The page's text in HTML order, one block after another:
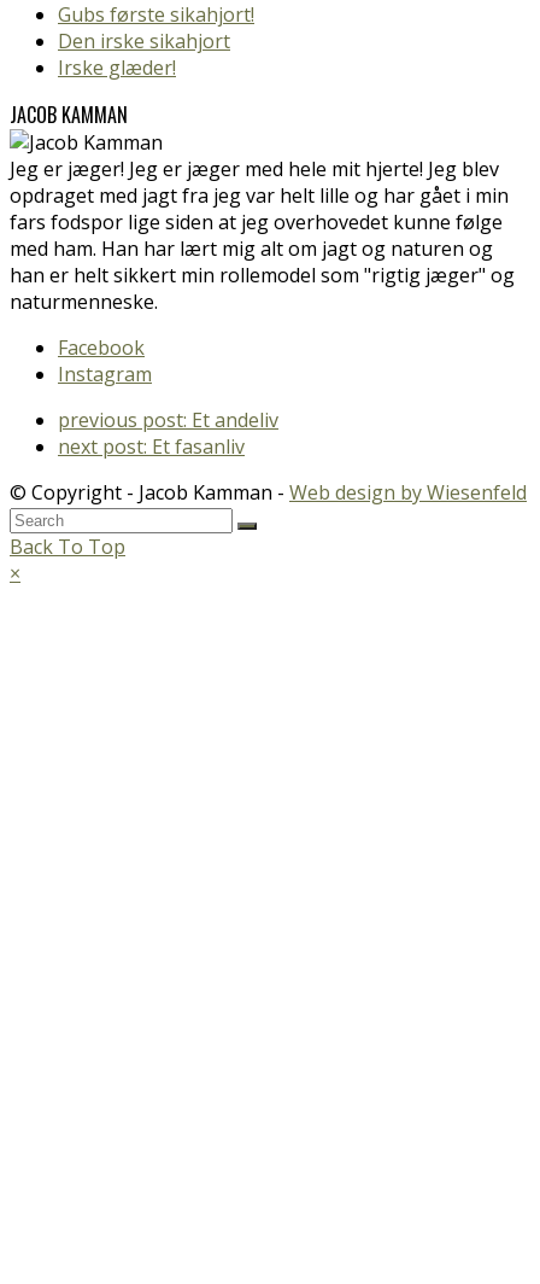
Gubs første sikahjort!
Den irske sikahjort
Irske glæder!
JACOB KAMMAN
Jeg er jæger! Jeg er jæger med hele mit hjerte! Jeg blev
opdraget med jagt fra jeg var helt lille og har gået i min
fars fodspor lige siden at jeg overhovedet kunne følge
med ham. Han har lært mig alt om jagt og naturen og
han er helt sikkert min rollemodel som "rigtig jæger" og
naturmenneske.
Facebook
Instagram
previous post: Et andeliv
next post: Et fasanliv
© Copyright - Jacob Kamman - Web design by Wiesenfeld
Back To Top
×